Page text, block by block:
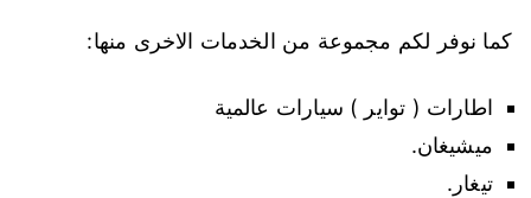
كما نوفر لكم مجموعة من الخدمات الاخرى منها:
اطارات ( تواير ) سيارات عالمية
ميشيغان.
تيغار.